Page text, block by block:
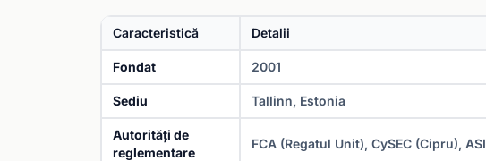
Caracteristică Detalii
Fondat 2001
Sediu Tallinn, Estonia
Autorități de
reglementare
FCA (Regatul Unit), CySEC (Cipru),